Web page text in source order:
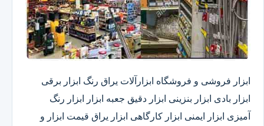
ابزار فروشی و فروشگاه ابزارآلات یراق رنگ ابزار برقی
ابزار بادی ابزار بنزینی ابزار دقیق​ جعبه ابزار ابزار رنگ
آمیزی ابزار ایمنی ابزار کارگاهی ابزار یراق قیمت ابزار و